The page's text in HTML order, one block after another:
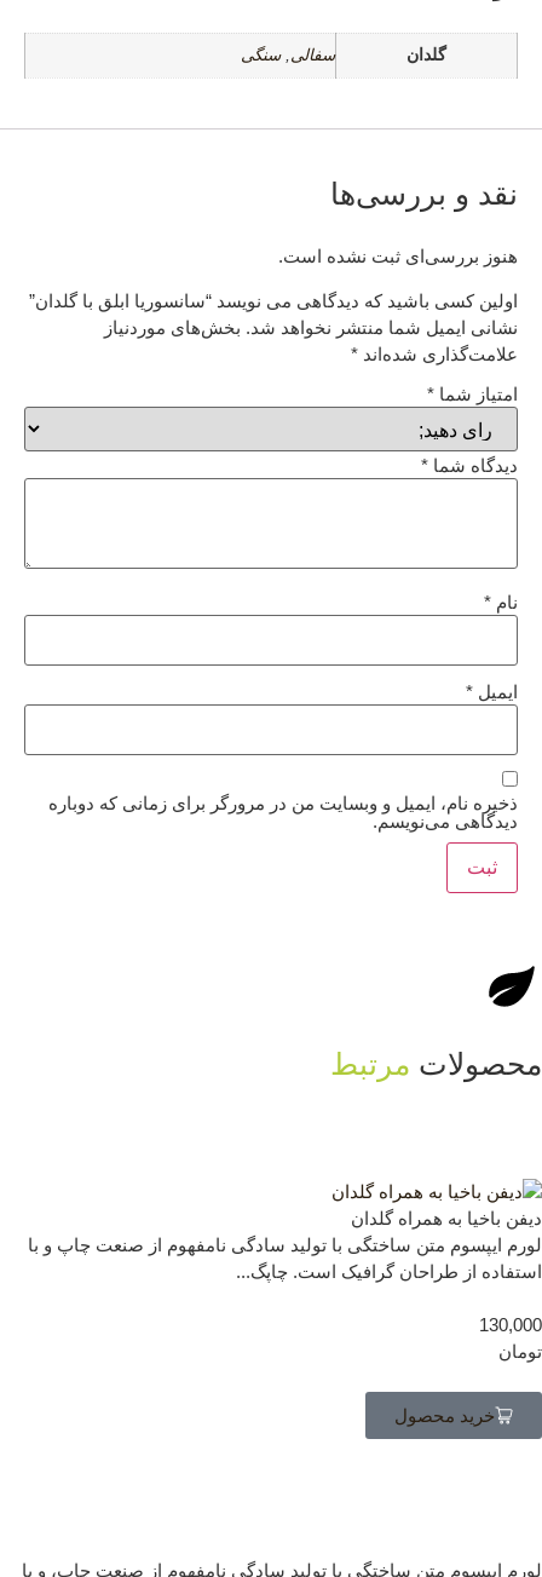
گلدان سفالی,سنگی
نقد و بررسی‌ها
هنوز بررسی‌ای ثبت نشده است.
اولین کسی باشید که دیدگاهی می نویسد “سانسوریا ابلق با گلدان”
نشانی ایمیل شما منتشر نخواهد شد. بخش‌های موردنیاز
علامت‌گذاری شده‌اند*
امتیاز شما*
دیدگاه شما*
نام*
ایمیل *
ذخیره نام، ایمیل و وبسایت من در مرورگر برای زمانی که دوباره
دیدگاهی می‌نویسم.
مرتبط
باخیا به همراه گلدان
ایپسوم متن ساختگی با تولید سادگی نامفهوم از صنعت چاپ و با
از طراحان گرافیک است. چاپگ...
خرید محصول
ایپسوم متن ساختگی با تولید سادگی نامفهوم از صنعت چاپ، و با